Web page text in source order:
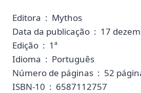
Editora ‏ : ‎ Mythos
Data da publicação ‏ :
Edição ‏ : ‎ 1ª
Idioma ‏ : ‎ Português
Número de páginas ‏ : ‎ 52
ISBN-10 ‏ : ‎ 6587112757